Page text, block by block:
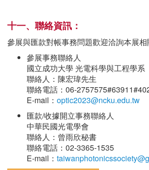
十一、聯絡資訊 ：
參展與匯款對帳事務問題歡迎洽詢本展相
參展事務聯絡人
國立成功大學 光電科學與工程學系
聯絡人：陳宏瑋先生
聯絡電話：06-
E-mail： optic2023@ncku.edu.tw
匯款/收據開立事務聯絡人
中華民國光電學會
聯絡人：曾雨欣秘書
聯絡電話：02-3365-1535
E-mail：